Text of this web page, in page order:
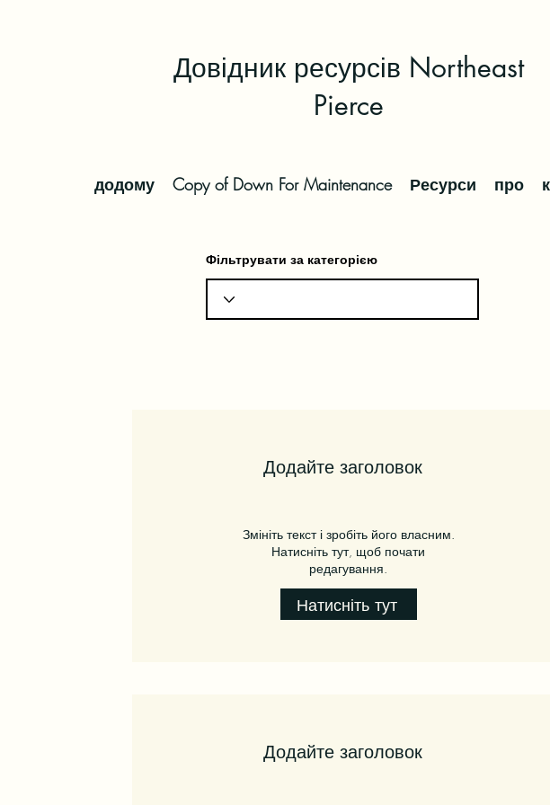
Довідник ресурсів Northeast
Pierce
додому Copy of Down For Maintenance Ресурси про
Фільтрувати за категорією
Додайте заголовок
Змініть текст і зробіть його власним.
Натисніть тут, щоб почати
редагування.
Натисніть тут
Додайте заголовок